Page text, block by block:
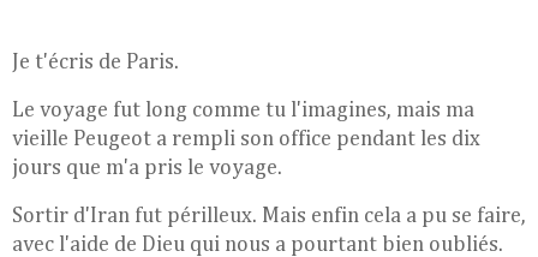
Je t'écris de Paris.
Le voyage fut long comme tu l'imagines, mais ma
vieille Peugeot a rempli son office pendant les dix
jours que m'a pris le voyage.
Sortir d'Iran fut périlleux. Mais enfin cela a pu se faire,
avec l'aide de Dieu qui nous a pourtant bien oubliés.